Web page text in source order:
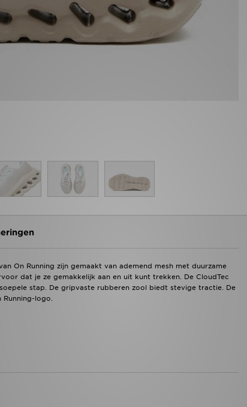
On Running zijn gemaakt van ademend mesh met duurzame
dat je ze gemakkelijk aan en uit kunt trekken. De CloudTec
stap. De gripvaste rubberen zool biedt stevige tractie. De
Running-logo.